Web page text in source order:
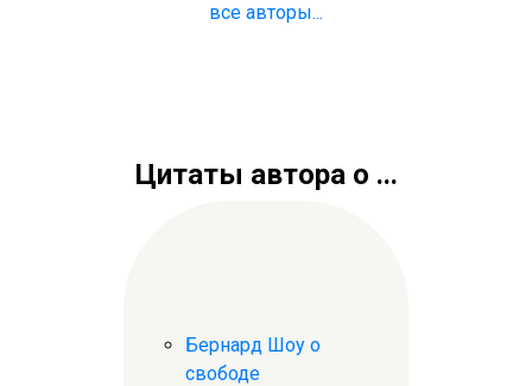
все авторы...
Цитаты автора о ...
Бернард Шоу о
свободе